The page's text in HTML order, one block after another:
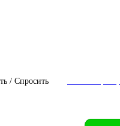
/ Спросить